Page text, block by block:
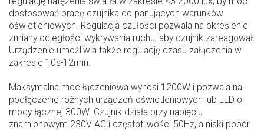
dostosować pracę czujnika do panujących warunków
oświetleniowych. Regulacja czułości pozwala na określenie
zmiany odległości wykrywania ruchu, aby czujnik zareagował.
Urządzenie umożliwia także regulację czasu załączenia w
zakresie 10s-12min.
Maksymalna moc łączeniowa wynosi 1200W i pozwala na
podłączenie różnych urządzeń oświetleniowych lub LED o
mocy łącznej 300W. Czujnik działa przy napięciu
znamionowym 230V AC i częstotliwości 50Hz, a niski pobór